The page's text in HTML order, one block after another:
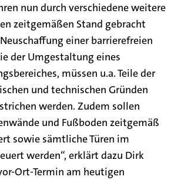
nun durch verschiedene weitere
zeitgemäßen Stand gebracht
einer barrierefreien
der Umgestaltung eines
müssen u.a. Teile der
und technischen Gründen
werden. Zudem sollen
und Fußboden zeitgemäß
sowie sämtliche Türen im
werden“, erklärt dazu Dirk
Ort-Termin am heutigen